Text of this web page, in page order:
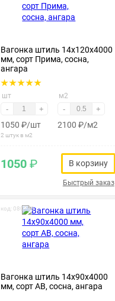
Вагонка штиль 14х120х4000
мм, сорт Прима, сосна,
ангара
шт
- +
1050 ₽/шт
2 штук в м2
м2
- +
2100 ₽/м2
1050₽ В корзину
Быстрый заказ
код: 080203
Вагонка штиль 14х90х4000
мм, сорт АВ, сосна, ангара